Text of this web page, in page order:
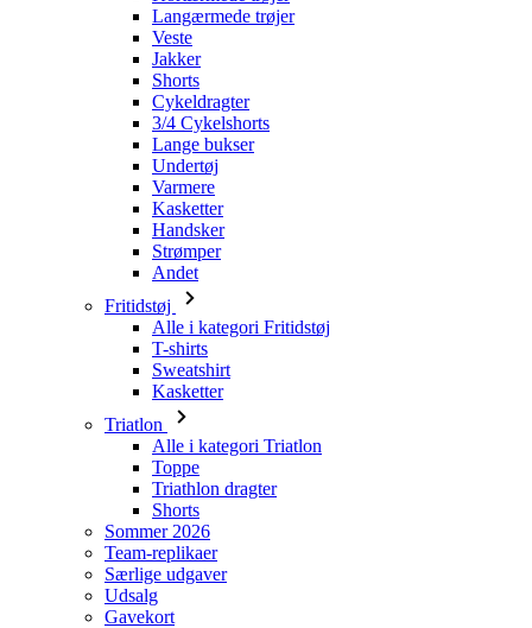
Langærmede trøjer
Veste
Jakker
Shorts
Cykeldragter
3/4 Cykelshorts
Lange bukser
Undertøj
Varmere
Kasketter
Handsker
Strømper
Andet
Fritidstøj
Alle i kategori Fritidstøj
T-shirts
Sweatshirt
Kasketter
Triatlon
Alle i kategori Triatlon
Toppe
Triathlon dragter
Shorts
Sommer 2026
Team-replikaer
Særlige udgaver
Udsalg
Gavekort